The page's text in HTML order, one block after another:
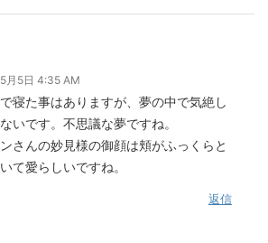
月5日 4:35 AM
寝た事はありますが、夢の中で気絶し
いです。不思議な夢ですね。
さんの妙見様の御顔は頬がふっくらと
て愛らしいですね。
返信